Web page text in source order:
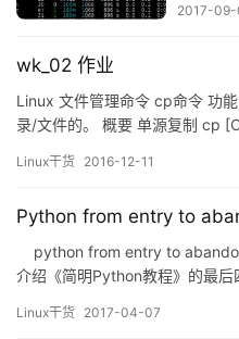
2017-
wk_02 作业
Linux 文件管理命令 cp命令 功
录/文件的。 概要 单源复制 cp
中； DEST存在 DEST是非目录
Linux干货 2016-12-11
Python from entry to
python from entry to
介绍《简明Python教程》的最
&nbsp…
Linux干货 2017-04-07